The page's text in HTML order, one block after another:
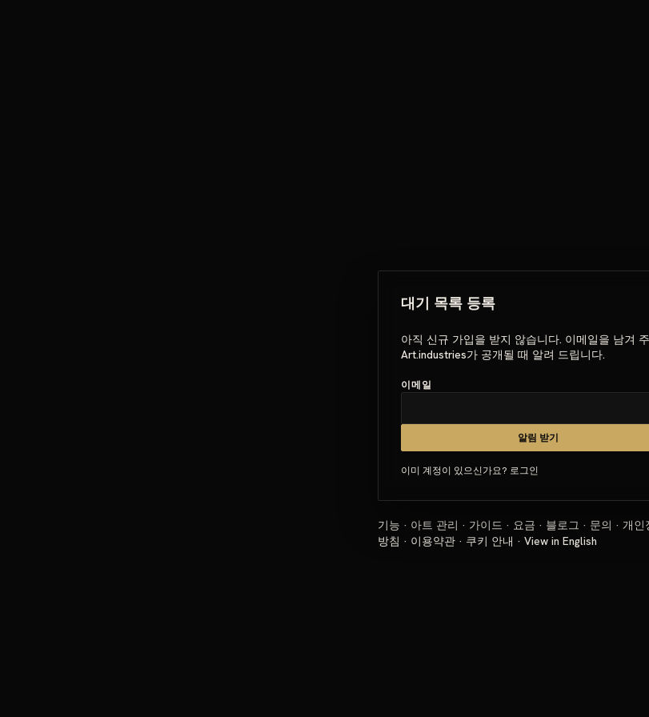
대기 목록 등록
아직 신규 가입을 받지 않습니다. 이메일을 남겨
Art.industries가 공개될 때 알려 드립니다.
이메일
알림 받기
이미 계정이 있으신가요? 로그인
기능 · 아트 관리 · 가이드 · 요금 · 블로그 · 문의 · 개인
방침 · 이용약관 · 쿠키 안내 · View in English